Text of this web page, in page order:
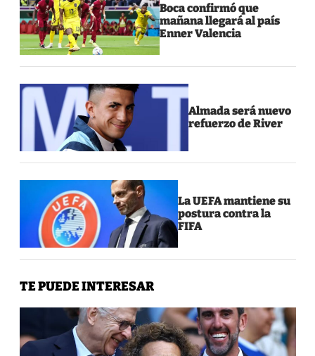
Boca confirmó que
mañana llegará al país
Enner Valencia
Almada será nuevo
refuerzo de River
La UEFA mantiene su
postura contra la
FIFA
TE PUEDE INTERESAR